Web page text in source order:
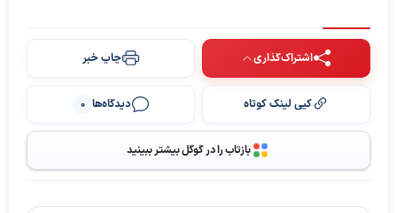
اشتراک‌گذاری چاپ خبر
کپی لینک کوتاه دیدگاه‌ها 0
بازتاب را در گوگل بیشتر ببینید